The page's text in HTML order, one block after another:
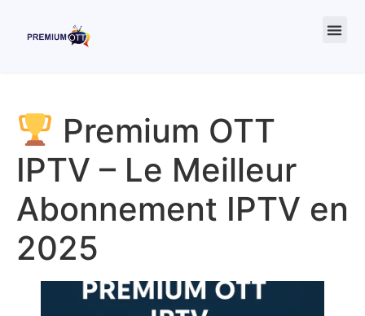
Premium OTT
IPTV – Le Meilleur
Abonnement IPTV en
2025